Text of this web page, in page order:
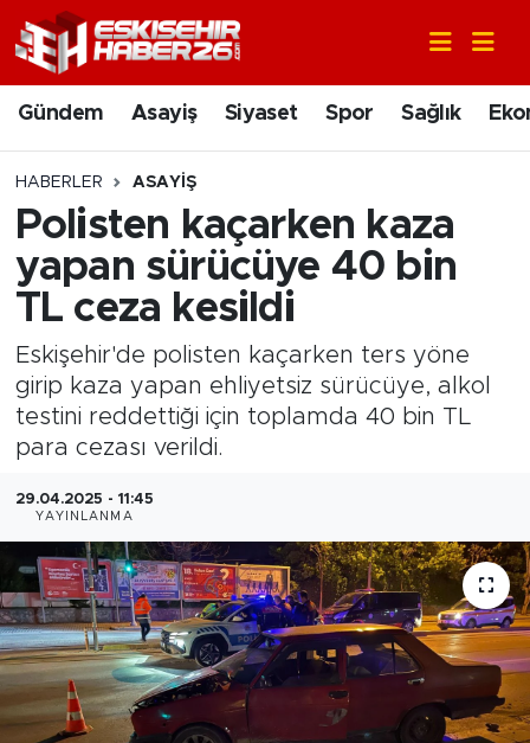
Gündem Asayiş Siyaset Spor Sağlık
HABERLER ASAYIŞ
Polisten kaçarken kaza
yapan sürücüye 40 bin
TL ceza kesildi
Eskişehir'de polisten kaçarken ters yöne
girip kaza yapan ehliyetsiz sürücüye, alkol
testini reddettiği için toplamda 40 bin TL
para cezası verildi.
29.04.2025 - 11:45
YAYINLANMA
Gündem
Asayiş
Siyaset
Spor
Ekonomi
Eğitim
Sanat
Bölge
Teknoloji
Magazin
Nöbetçi Eczaneler
Hava Durumu
Trafik Durumu
Süper Lig Puan Durumu ve Fikstür
Son Dakika Haberleri
Haber Arşivi